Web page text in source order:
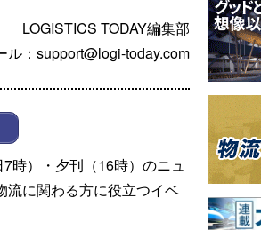
LOGISTICS TODAY編集部
ル：support@logi-today.com
時）・夕刊（16時）のニュ
流に関わる方に役立つイベ